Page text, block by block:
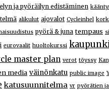
ja pyöräilyn edistäminen
alikulut ajovalot Cycleinhel
pyörä & juna tempaus
eurovaalit huoltokurssi
master plan verot töyssy
media väinönkatu public image
katusuunnitelma vr pyörätien